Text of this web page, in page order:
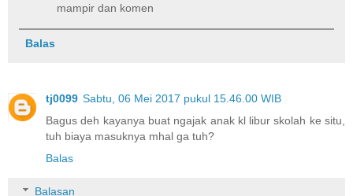
mampir dan komen
Balas
tj0099 Sabtu, 06 Mei 2017 pukul 15.46.00 WIB
Bagus deh kayanya buat ngajak anak kl libur skolah ke situ,
tuh biaya masuknya mhal ga tuh?
Balas
Balasan